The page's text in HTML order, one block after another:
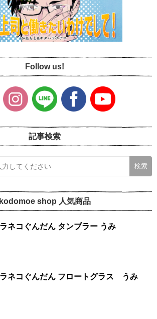
Follow us!
記事検索
kodomoe shop 人気商品
ノラネコぐんだん タンブラー うみ
ノラネコぐんだん フロートグラス うみ